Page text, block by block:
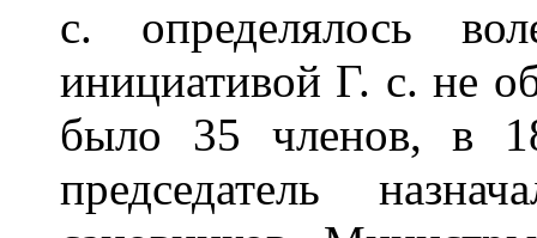
с. определялось
инициативой Г. с. не
было 35 членов, в
председатель